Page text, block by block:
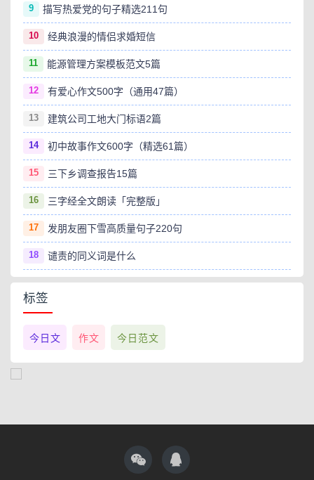
9 描写热爱党的句子精选211句
10 经典浪漫的情侣求婚短信
11 能源管理方案模板范文5篇
12 有爱心作文500字（通用47篇）
13 建筑公司工地大门标语2篇
14 初中故事作文600字（精选61篇）
15 三下乡调查报告15篇
16 三字经全文朗读「完整版」
17 发朋友圈下雪高质量句子220句
18 谴责的同义词是什么
标签
今日文 作文 今日范文